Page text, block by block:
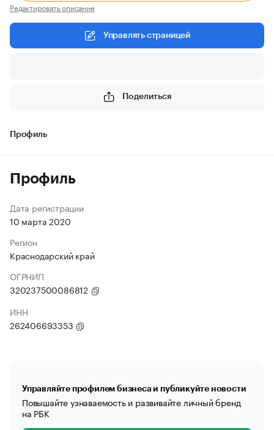
Редактировать описание
Управлять страницей
Поделиться
Профиль
Профиль
Дата регистрации
10 марта 2020
Регион
Краснодарский край
ОГРНИП
320237500086812
ИНН
262406693353
Управляйте профилем бизнеса и публикуйте новости
Повышайте узнаваемость и развивайте личный бренд
на РБК